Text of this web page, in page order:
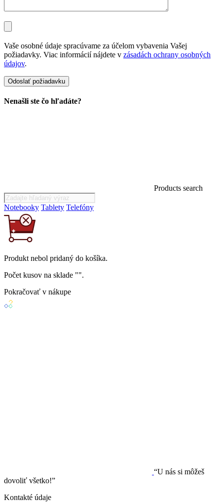
Vaše osobné údaje spracúvame za účelom vybavenia Vašej
požiadavky. Viac informácií nájdete v zásadách ochrany osobných
údajov.
Nenašli ste čo hľadáte?
Products search
Notebooky Tablety Telefóny
Produkt nebol pridaný do košíka.
Počet kusov na sklade "".
Pokračovať v nákupe
“U nás si môžeš
dovoliť všetko!”
Kontakté údaje